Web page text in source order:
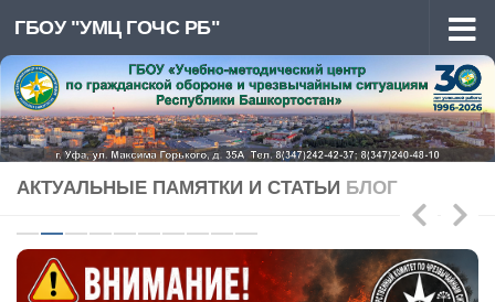
Перейти к содержимому
ГБОУ "УМЦ ГОЧС РБ"
АКТУАЛЬНЫЕ ПАМЯТКИ И СТАТЬИ БЛОГ